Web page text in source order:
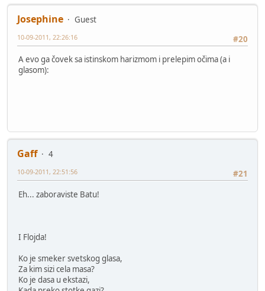
Josephine
Guest
#20
10-09-2011, 22:26:16
A evo ga čovek sa istinskom harizmom i prelepim očima (a i
glasom):
Gaff
4
#21
10-09-2011, 22:51:56
Eh... zaboraviste Batu!
I Flojda!
Ko je smeker svetskog glasa,
Za kim sizi cela masa?
Ko je dasa u ekstazi,